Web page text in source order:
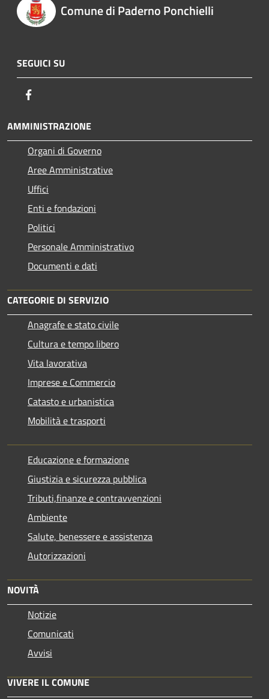
Comune di Paderno Ponchielli
SEGUICI SU
AMMINISTRAZIONE
Organi di Governo
Aree Amministrative
Uffici
Enti e fondazioni
Politici
Personale Amministrativo
Documenti e dati
CATEGORIE DI SERVIZIO
Anagrafe e stato civile
Cultura e tempo libero
Vita lavorativa
Imprese e Commercio
Catasto e urbanistica
Mobilità e trasporti
Educazione e formazione
Giustizia e sicurezza pubblica
Tributi,finanze e contravvenzioni
Ambiente
Salute, benessere e assistenza
Autorizzazioni
NOVITÀ
Notizie
Comunicati
Avvisi
VIVERE IL COMUNE